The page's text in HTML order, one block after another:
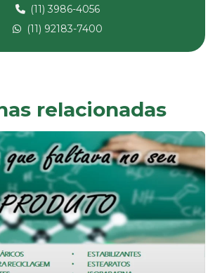
(11) 3986-4056
(11) 92183-7400
relacionadas